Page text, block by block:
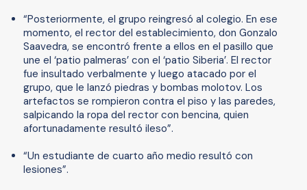
“Posteriormente, el grupo reingresó al colegio. En ese
momento, el rector del establecimiento, don Gonzalo
Saavedra, se encontró frente a ellos en el pasillo que
une el ‘patio palmeras’ con el ‘patio Siberia’. El rector
fue insultado verbalmente y luego atacado por el
grupo, que le lanzó piedras y bombas molotov. Los
artefactos se rompieron contra el piso y las paredes,
salpicando la ropa del rector con bencina, quien
afortunadamente resultó ileso”.
“Un estudiante de cuarto año medio resultó con
lesiones”.